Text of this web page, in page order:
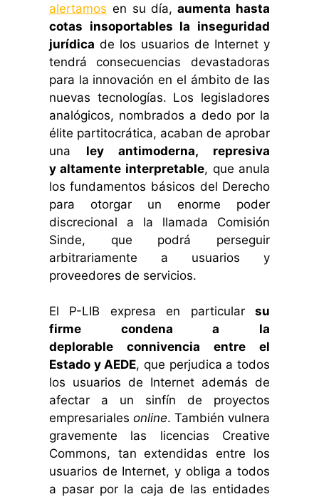
alertamos en su día, aumenta hasta
cotas insoportables la inseguridad
jurídica de los usuarios de Internet y
tendrá consecuencias devastadoras
para la innovación en el ámbito de las
nuevas tecnologías. Los legisladores
analógicos, nombrados a dedo por la
élite partitocrática, acaban de aprobar
una ley antimoderna, represiva
y altamente interpretable, que anula
los fundamentos básicos del Derecho
para otorgar un enorme poder
discrecional a la llamada Comisión
Sinde, que podrá perseguir
arbitrariamente a usuarios y
proveedores de servicios.
El P-LIB expresa en particularsu
firme condena a la
deplorable connivencia entre el
Estado y AEDE, que perjudica a todos
los usuarios de Internet además de
afectar a un sinfín de proyectos
empresariales online. También vulnera
gravemente las licencias Creative
Commons, tan extendidas entre los
usuarios de Internet, y obliga a todos
a pasar por la caja de las entidades